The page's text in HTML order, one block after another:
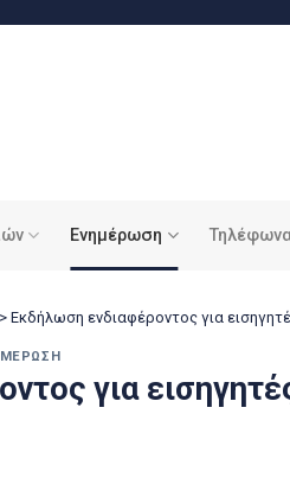
Ενημέρωση
> Εκδήλωση ενδιαφέροντος για
για